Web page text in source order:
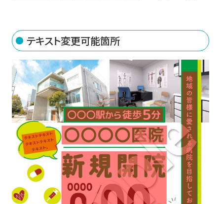
テキスト変更可能箇所